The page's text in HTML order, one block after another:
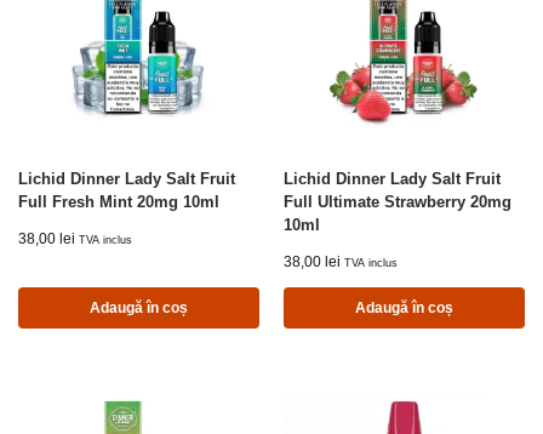
Lichid Dinner Lady Salt Fruit
Full Fresh Mint 20mg 10ml
38,00 lei TVA inclus
Adaugă în coș
Lichid Dinner Lady Salt Fruit
Full Ultimate Strawberry 20mg
10ml
38,00 lei TVA inclus
Adaugă în coș